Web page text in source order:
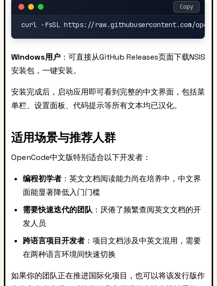
Copy
Windows用户 ：可直接从GitHub Releases页面下载NSIS
安装包，一键安装。
安装完成后，启动应用即可看到完整的中文界面，包括菜
单栏、设置面板、代码提示等所有文本均已汉化。
适用场景与推荐人群
OpenCode中文版特别适合以下开发者：
编程初学者 ：英文文档阅读能力尚在培养中，中文界
面能显著降低入门门槛
需要快速迭代的团队 ：厌倦了频繁查阅英文文档的开
发人员
跨语言项目开发者 ：项目文档涉及中英文混用，需要
在两种语言环境间快速切换
如果你的团队正在推进国际化项目，也可以将该发行版作